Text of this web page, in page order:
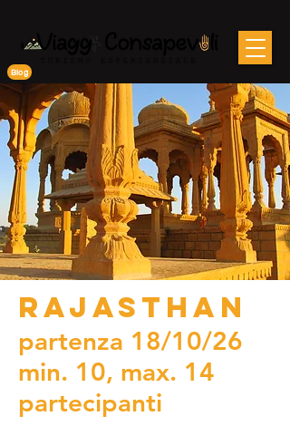
Blog
Rajasthan
partenza 18/10/26
min. 10, max. 14
partecipanti